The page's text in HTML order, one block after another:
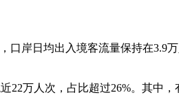
口岸日均出入境客流量保持在3.9
万人次，占比超过26%。其中